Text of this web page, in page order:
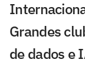
Grandes
de dados e